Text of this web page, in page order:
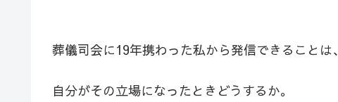
葬儀司会に19年携わった私から発信できることは、
自分がその立場になったときどうするか。